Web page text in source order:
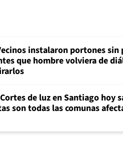
instalaron portones sin
que hombre volviera de
Cortes de luz en Santiago hoy
son todas las comunas